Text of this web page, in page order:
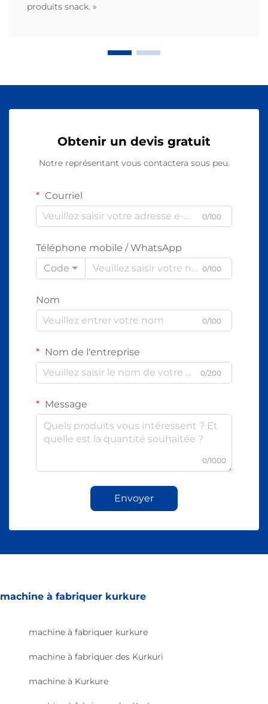
produits snack. »
Obtenir un devis gratuit
Notre représentant vous contactera sous peu.
Courriel
0/100
Téléphone mobile / WhatsApp
Code
0/100
Nom
0/100
Nom de l'entreprise
0/200
Message
0/1000
Envoyer
machine à fabriquer kurkure
machine à fabriquer kurkure
machine à fabriquer des Kurkuri
machine à Kurkure